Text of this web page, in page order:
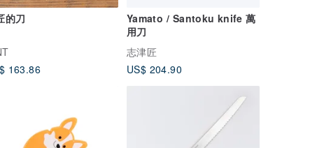
的刀
163.86
Yamato / Santoku knife 萬
用刀
志津匠
US$ 204.90